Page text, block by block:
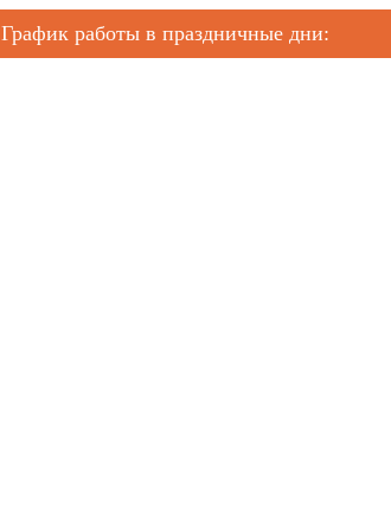
График работы в праздничные дни: